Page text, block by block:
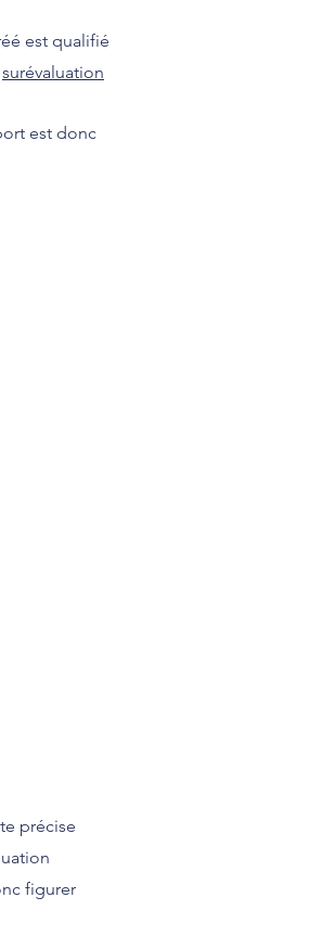
est qualifié
surévaluation
est donc
précise
figurer